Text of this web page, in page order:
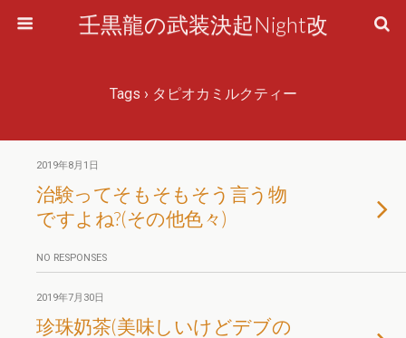
壬黒龍の武装決起Night改
Tags › タピオカミルクティー
2019年8月1日
治験ってそもそもそう言う物
ですよね?(その他色々)
NO RESPONSES
2019年7月30日
珍珠奶茶(美味しいけどデブの